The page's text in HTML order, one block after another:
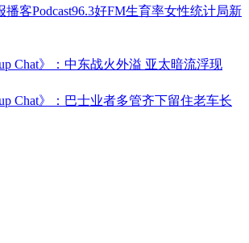
播客Podcast96.3好FM生育率女性统计局新
Chat》：中东战火外溢 亚太暗流浮现
Chat》：巴士业者多管齐下留住老车长